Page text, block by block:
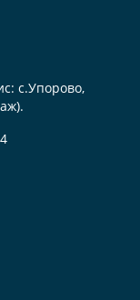
с.Упорово,